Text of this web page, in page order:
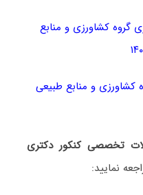
گروه کشاورزی و منابع
کشاورزی و منابع طبیعی
تخصصی کنکور دکتری
نمایید: